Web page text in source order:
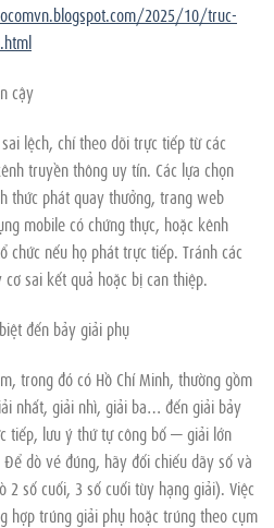
2025/10/truc-
cậy
lệch, chỉ theo dõi trực tiếp từ các
truyền thông uy tín. Các lựa chọn
thức phát quay thưởng, trang web
mobile có chứng thực, hoặc kênh
chức nếu họ phát trực tiếp. Tránh các
sai kết quả hoặc bị can thiệp.
đến bảy giải phụ
trong đó có Hồ Chí Minh, thường gồm
nhất, giải nhì, giải ba… đến giải bảy
tiếp, lưu ý thứ tự công bố — giải lớn
dò vé đúng, hãy đối chiếu dãy số và
số cuối, 3 số cuối tùy hạng giải). Việc
hợp trúng giải phụ hoặc trúng theo cụm